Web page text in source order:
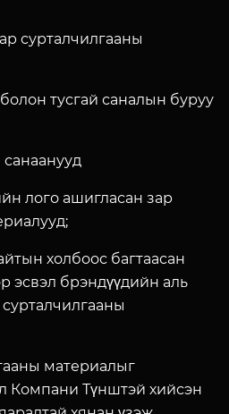
сурталчилгааны
тусгай саналын буруу
санаанууд
лого ашигласан зар
холбоос багтаасан
эсвэл брэндүүдийн аль
материалыг
Компани Түнштэй хийсэн